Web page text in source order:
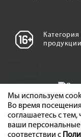
Мы используем
Во время
соглашаетесь с
ваши
соответствии с